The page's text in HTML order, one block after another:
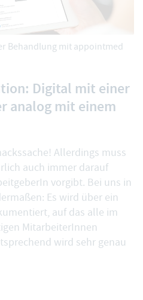
Behandlung mit appointmed
Digital mit einer
analog mit einem
Allerdings muss
auch immer darauf
vorgibt. Bei uns in
Es wird über ein
auf das alle im
MitarbeiterInnen
wird sehr genau